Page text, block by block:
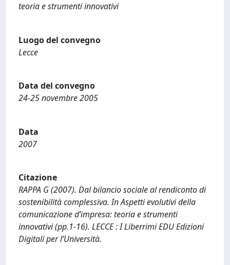
teoria e strumenti innovativi
Luogo del convegno
Lecce
Data del convegno
24-25 novembre 2005
Data
2007
Citazione
RAPPA G (2007). Dal bilancio sociale al rendiconto di
sostenibilità complessiva. In Aspetti evolutivi della
comunicazione d’impresa: teoria e strumenti
innovativi (pp.1-16). LECCE : I Liberrimi EDU Edizioni
Digitali per l’Università.